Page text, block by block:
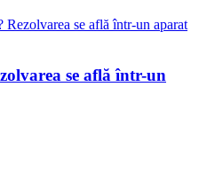
se află într-un